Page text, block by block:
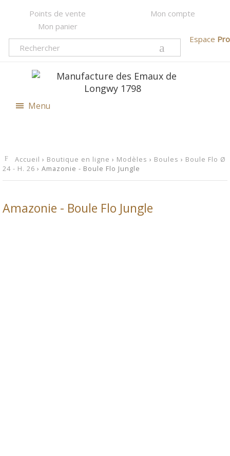
Points de vente
Mon compte
Mon panier
Espace Pro
Menu
Accueil › Boutique en ligne › Modèles › Boules › Boule Flo Ø
24 - H. 26 › Amazonie - Boule Flo Jungle
Amazonie - Boule Flo Jungle